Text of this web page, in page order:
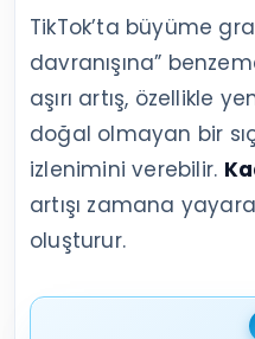
TikTok’ta büyüme
davranışına”
aşırı artış, özellikle
doğal olmayan bir
izlenimini verebilir.
artışı zamana
oluşturur.